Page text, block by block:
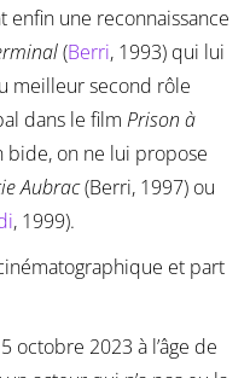
enfin une reconnaissance
(Berri, 1993) qui lui
meilleur second rôle
dans le film Prison à
bide, on ne lui propose
Aubrac(Berri, 1997) ou
, 1999).
et part
octobre 2023 à l’âge de